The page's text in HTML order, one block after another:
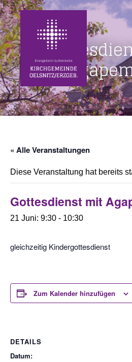
« Alle Veranstaltungen
Diese Veranstaltung hat bereits
Gottesdienst mit
21 Juni: 9:30 - 10:30
gleichzeitig Kindergottesdienst
Zum Kalender hinzufügen
DETAILS
Datum: